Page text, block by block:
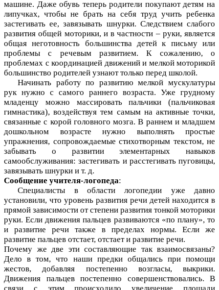
машине. Даже обувь теперь родители покупают детям на
липучках, чтобы не брать на себя труд учить ребенка
застегивать ее, завязывать шнурки. Следствием слабого
развития общей моторики, и в частности – руки, является
общая неготовность большинства детей к письму или
проблемы с речевым развитием. К сожалению, о
проблемах с координацией движений и мелкой моторикой
большинство родителей узнают только перед школой.
Начинать работу по развитию мелкой мускулатуры
рук нужно с самого раннего возраста. Уже грудному
младенцу можно массировать пальчики (пальчиковая
гимнастика), воздействуя тем самым на активные точки,
связанные с корой головного мозга. В раннем и младшем
дошкольном возрасте нужно выполнять простые
упражнения, сопровождаемые стихотворным текстом, не
забывать о развитии элементарных навыков
самообслуживания: застегивать и расстегивать пуговицы,
завязывать шнурки и т. д.
Сообщение учителя-логопеда:
Специалисты в области логопедии уже давно
установили, что уровень развития речи детей находится в
прямой зависимости от степени развития тонкой моторики
руки. Если движения пальцев развиваются «по плану», то
и развитие речи также в пределах нормы. Если же
развитие пальцев отстает, отстает и развитие речи.
Почему же две эти составляющие так взаимосвязаны?
Дело в том, что наши предки общались при помощи
жестов, добавляя постепенно возгласы, выкрики.
Движения пальцев постепенно совершенствовались. В